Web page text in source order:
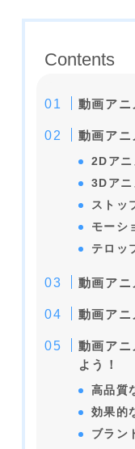
Contents
動画アニ
動画ア
2Dアニ
3Dアニ
ストッ
モーシ
テロッ
動画ア
動画アニ
動画アニ
よう！
高品質
効果的
ブラン